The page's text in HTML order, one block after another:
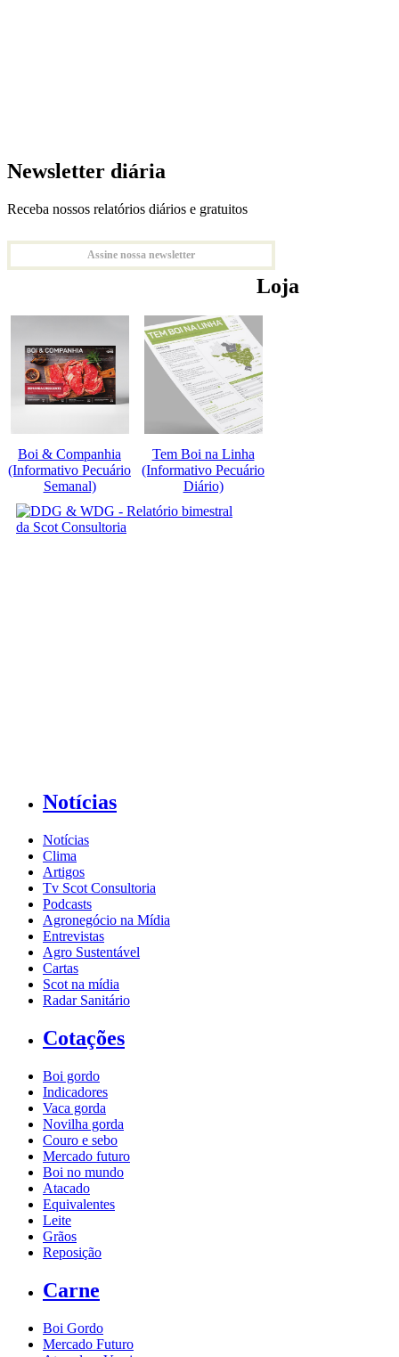
Newsletter diária
Receba nossos relatórios diários e gratuitos
Assine nossa newsletter
Loja
Boi & Companhia
(Informativo Pecuário
Semanal)
Tem Boi na Linha
(Informativo Pecuário
Diário)
Notícias
Notícias
Clima
Artigos
Tv Scot Consultoria
Podcasts
Agronegócio na Mídia
Entrevistas
Agro Sustentável
Cartas
Scot na mídia
Radar Sanitário
Cotações
Boi gordo
Indicadores
Vaca gorda
Novilha gorda
Couro e sebo
Mercado futuro
Boi no mundo
Atacado
Equivalentes
Leite
Grãos
Reposição
Carne
Boi Gordo
Mercado Futuro